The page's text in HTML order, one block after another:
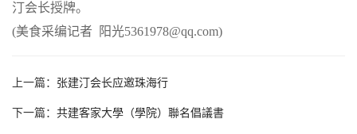
汀会长授牌。
(美食采编记者 阳光5361978@qq.com)
上一篇： 张建汀会长应邀珠海行
下一篇： 共建客家大學（學院）聯名倡議書